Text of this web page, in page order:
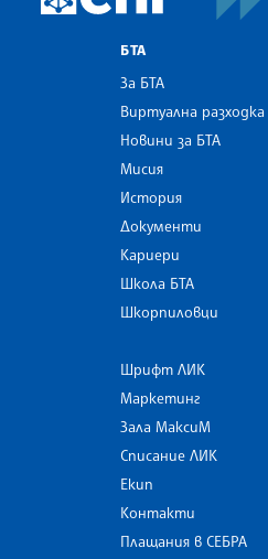
БТА
За БТА
Виртуална разходка
Новини за БТА
Мисия
История
Документи
Кариери
Школа БТА
Шкорпиловци
Шрифт ЛИК
Маркетинг
Зала МаксиМ
Списание ЛИК
Екип
Контакти
Плащания в СЕБРА